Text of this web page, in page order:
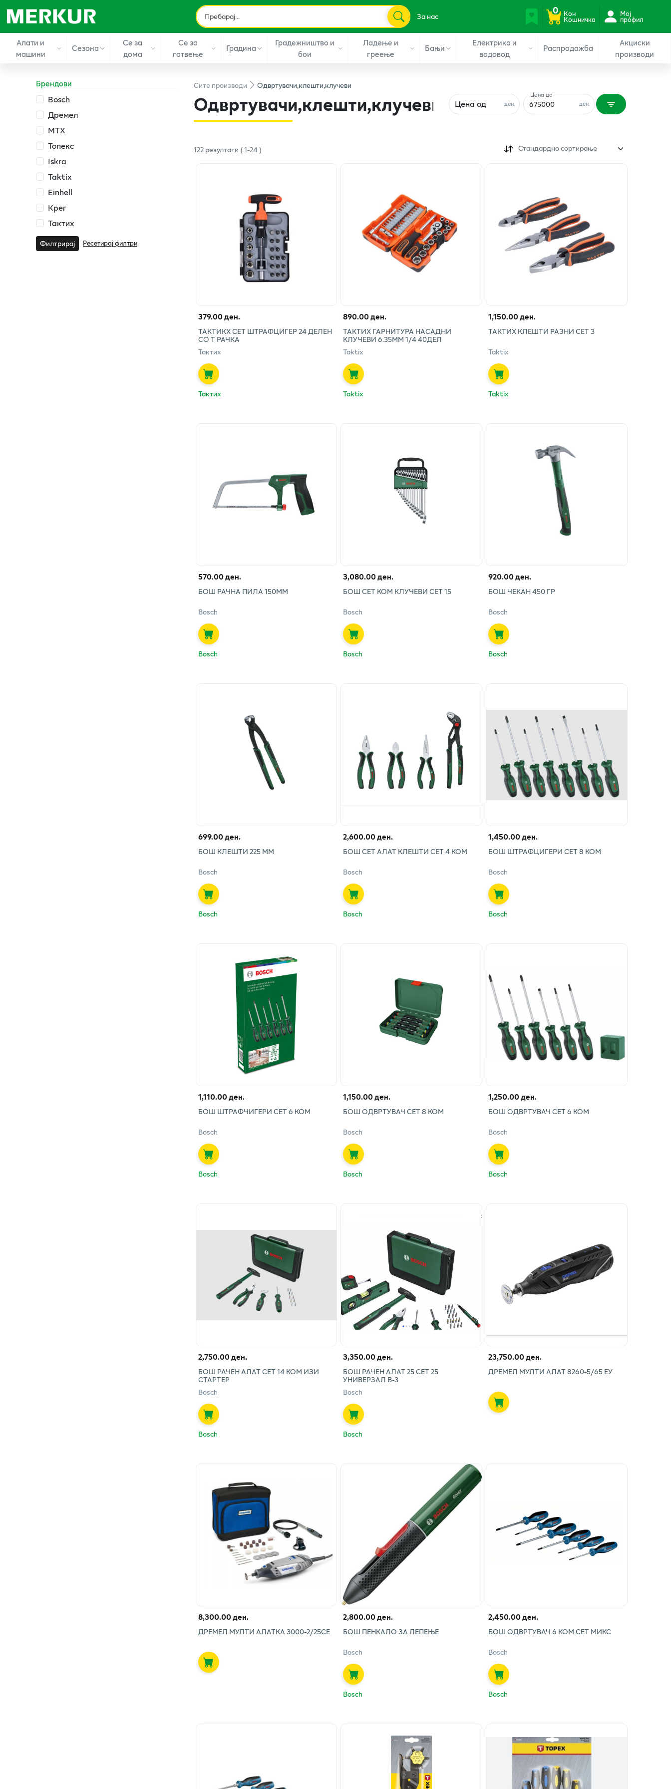
За нас 0 Кон
Кошничка
Мој
профил
Алати и
машини
Сезона
Се за
дома
Се за
готвење
Градина
Градежништво и
бои
Ладење и
греење
Бањи
Електрика и
водовод
Распродажба
Акциски
производи
Брендови
Bosch
Дремел
МТХ
Топекс
Iskra
Taktix
Einhell
Крег
Тактих
Филтрирај Ресетирај филтри
Ситепроизводи Одвртувачи,клешти,клучеви
Одвртувачи,клешти,клучеви ден.
Цена од ден.
Цена до
122резултати (1-24) Стандардно сортирање
379.00 ден.
ТАКТИКХ СЕТ ШТРАФЦИГЕР 24 ДЕЛЕН
СО Т РАЧКА
Тактих
Тактих
890.00 ден.
ТАКТИХ ГАРНИТУРА НАСАДНИ
КЛУЧЕВИ 6.35ММ 1/4 40ДЕЛ
Taktix
Taktix
1,150.00 ден.
ТАКТИХ КЛЕШТИ РАЗНИ СЕТ 3
Taktix
Taktix
570.00 ден.
БОШ РАЧНА ПИЛА 150ММ
Bosch
Bosch
3,080.00 ден.
БОШ СЕТ КОМ КЛУЧЕВИ СЕТ 15
Bosch
Bosch
920.00 ден.
БОШ ЧЕКАН 450 ГР
Bosch
Bosch
699.00 ден.
БОШ КЛЕШТИ 225 ММ
Bosch
Bosch
2,600.00 ден.
БОШ СЕТ АЛАТ КЛЕШТИ СЕТ 4 КОМ
Bosch
Bosch
1,450.00 ден.
БОШ ШТРАФЦИГЕРИ СЕТ 8 КОМ
Bosch
Bosch
1,110.00 ден.
БОШ ШТРАФЧИГЕРИ СЕТ 6 КОМ
Bosch
Bosch
1,150.00 ден.
БОШ ОДВРТУВАЧ СЕТ 8 КОМ
Bosch
Bosch
1,250.00 ден.
БОШ ОДВРТУВАЧ СЕТ 6 КОМ
Bosch
Bosch
2,750.00 ден.
БОШ РАЧЕН АЛАТ СЕТ 14 КОМ ИЗИ
СТАРТЕР
Bosch
Bosch
3,350.00 ден.
БОШ РАЧЕН АЛАТ 25 СЕТ 25
УНИВЕРЗАЛ В-3
Bosch
Bosch
23,750.00 ден.
ДРЕМЕЛ МУЛТИ АЛАТ 8260-5/65 ЕУ
8,300.00 ден.
ДРЕМЕЛ МУЛТИ АЛАТКА 3000-2/25СЕ
2,800.00 ден.
БОШ ПЕНКАЛО ЗА ЛЕПЕЊЕ
Bosch
Bosch
2,450.00 ден.
БОШ ОДВРТУВАЧ 6 КОМ СЕТ МИКС
Bosch
Bosch